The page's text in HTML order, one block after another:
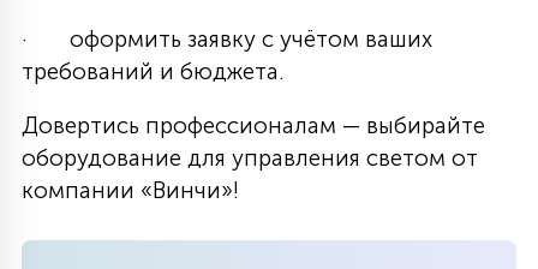
· оформить заявку с учётом ваших
требований и бюджета.
Довертись профессионалам — выбирайте
оборудование для управления светом от
компании «Винчи»!